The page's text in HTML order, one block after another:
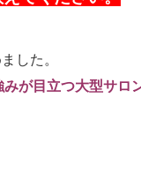
した。
が目立つ大型サロ